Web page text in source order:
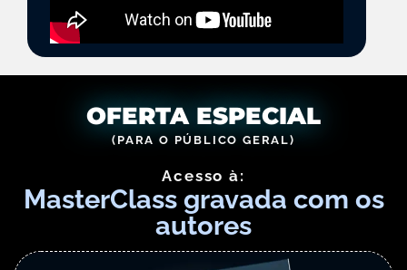
OFERTA ESPECIAL
(PARA O PÚBLICO GERAL)
Acesso à:
MasterClass gravada com os
autores